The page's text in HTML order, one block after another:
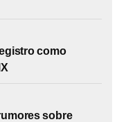
como
sobre